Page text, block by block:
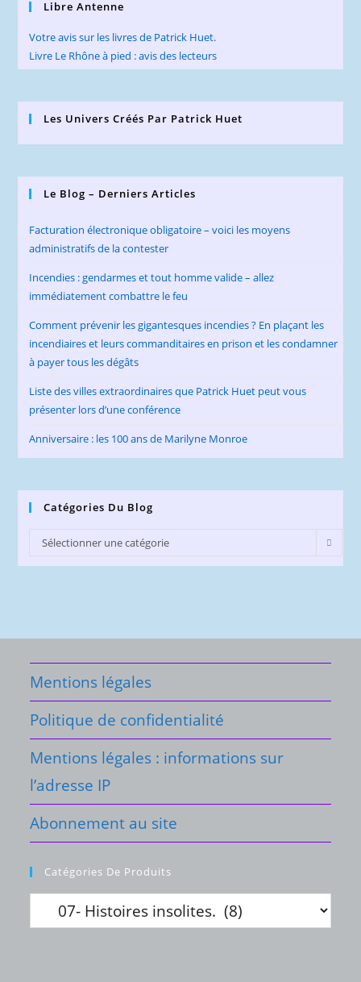
Libre Antenne
Votre avis sur les livres de Patrick Huet.
Livre Le Rhône à pied : avis des lecteurs
Les Univers Créés Par Patrick Huet
Le Blog – Derniers Articles
Facturation électronique obligatoire – voici les moyens
administratifs de la contester
Incendies : gendarmes et tout homme valide – allez
immédiatement combattre le feu
Comment prévenir les gigantesques incendies ? En plaçant les
incendiaires et leurs commanditaires en prison et les condamner
à payer tous les dégâts
Liste des villes extraordinaires que Patrick Huet peut vous
présenter lors d’une conférence
Anniversaire : les 100 ans de Marilyne Monroe
Catégories Du Blog
Catégories
du
Sélectionner une catégorie
Mentions légales
Politique de confidentialité
Mentions légales : informations sur
l’adresse IP
Abonnement au site
Catégories De Produits